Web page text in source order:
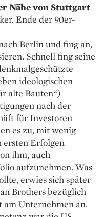
Nähe von Stuttgart
Ende der 90er-
Berlin und fing an,
Schnell fing seine
ideologischen
alte Bauten“)
nach der
für Investoren
es zu, mit wenig
ersten Erfolgen
ihm, auch
aufzunehmen. Was
erwies sich später
Brothers bezüglich
Unter­nehmen an.